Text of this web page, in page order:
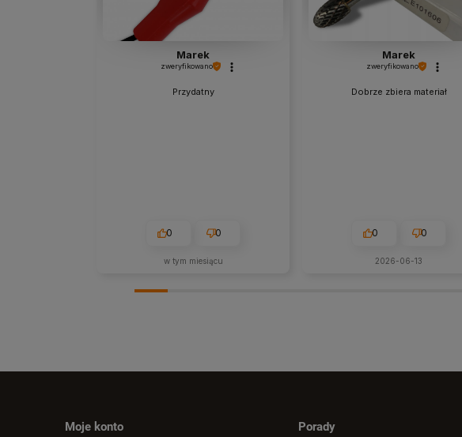
Marek
zweryfikowano
Przydatny
0 0
w tym miesiącu
Marek
zweryfikowano
Dobrze zbiera materiał
0 0
2026-06-13
Moje konto Porady